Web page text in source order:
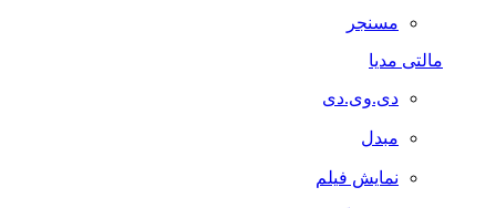
مسنجر
مالتی مدیا
دی.وی.دی
مبدل
نمایش فیلم